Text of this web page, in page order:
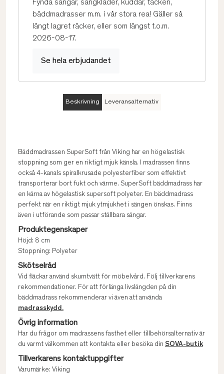
Fynda sängar, sängkläder, kuddar, täcken,
bäddmadrasser m.m. i vår stora rea! Gäller så
långt lagret räcker, eller som längst t.o.m.
2026-08-17.
Se hela erbjudandet
Beskrivning Leveransalternativ
Bäddmadrassen SuperSoft från Viking har en högelastisk
stoppning som ger en riktigt mjuk känsla. I madrassen finns
också 4-kanals spiralkrusade polyesterfiber som effektivt
transporterar bort fukt och värme. SuperSoft bäddmadrass har
en kärna av högelastisk supersoft polyeter. En bäddmadrass
perfekt när en riktigt mjuk ytmjukhet i sängen önskas. Finns
även i utförande som passar ställbara sängar.
Produktegenskaper
Höjd: 8 cm
Stoppning: Polyeter
Skötselråd
Vid fläckar använd skumtvätt för möbelvård. Följ tillverkarens
rekommendationer. För att förlänga livslängden på din
bäddmadrass rekommenderar vi även att använda
madrasskydd.
Övrig information
Har du frågor om madrassens fasthet eller tillbehörsalternativ är
du varmt välkommen att kontakta eller besöka din SOVA-butik
Tillverkarens kontaktuppgifter
Varumärke: Viking